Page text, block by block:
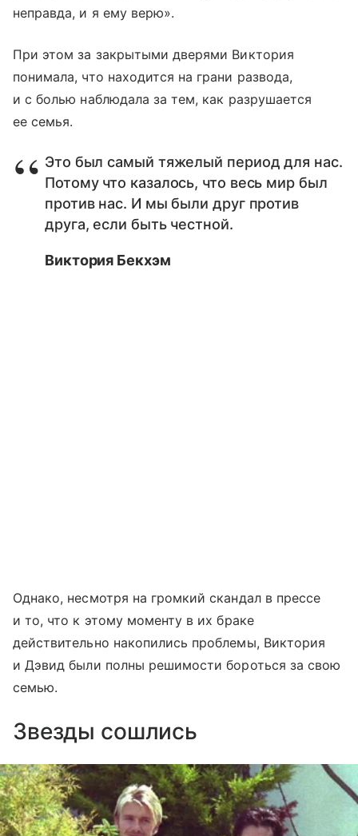
неправда, и я ему верю».
При этом за закрытыми дверями Виктория
понимала, что находится на грани развода,
и с болью наблюдала за тем, как разрушается
ее семья.
Это был самый тяжелый период для нас.
Потому что казалось, что весь мир был
против нас. И мы были друг против
друга, если быть честной.
Виктория Бекхэм
Однако, несмотря на громкий скандал в прессе
и то, что к этому моменту в их браке
действительно накопились проблемы, Виктория
и Дэвид были полны решимости бороться за свою
семью.
Звезды сошлись